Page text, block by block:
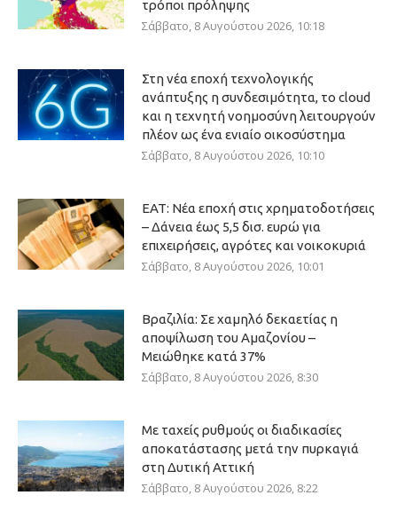
τρόποι πρόληψης
Σάββατο, 8 Αυγούστου 2026, 10:18
Στη νέα εποχή τεχνολογικής
ανάπτυξης η συνδεσιμότητα, το cloud
και η τεχνητή νοημοσύνη λειτουργούν
πλέον ως ένα ενιαίο οικοσύστημα
Σάββατο, 8 Αυγούστου 2026, 10:10
ΕΑΤ: Νέα εποχή στις χρηματοδοτήσεις
– Δάνεια έως 5,5 δισ. ευρώ για
επιχειρήσεις, αγρότες και νοικοκυριά
Σάββατο, 8 Αυγούστου 2026, 10:01
Βραζιλία: Σε χαμηλό δεκαετίας η
αποψίλωση του Αμαζονίου –
Μειώθηκε κατά 37%
Σάββατο, 8 Αυγούστου 2026, 8:30
Με ταχείς ρυθμούς οι διαδικασίες
αποκατάστασης μετά την πυρκαγιά
στη Δυτική Αττική
Σάββατο, 8 Αυγούστου 2026, 8:22